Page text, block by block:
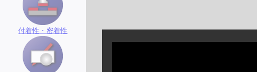
付着性・密着性